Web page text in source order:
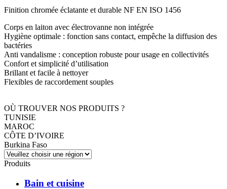
Finition chromée éclatante et durable NF EN ISO 1456
Corps en laiton avec électrovanne non intégrée
Hygiène optimale : fonction sans contact, empêche la diffusion des
bactéries
Anti vandalisme : conception robuste pour usage en collectivités
Confort et simplicité d’utilisation
Brillant et facile à nettoyer
Flexibles de raccordement souples
OÙ TROUVER NOS PRODUITS ?
TUNISIE
MAROC
CÔTE D’IVOIRE
Burkina Faso
Produits
Bain et cuisine